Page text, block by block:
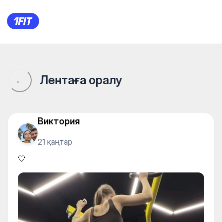
🤍
← Лентаға оралу
Виктория
21 қаңтар
🤍